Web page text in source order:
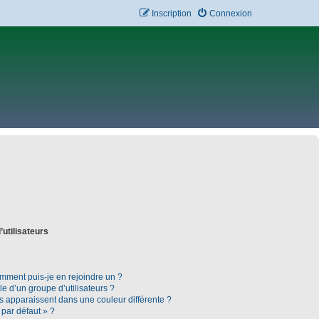
Connexion
Inscription
puis-je en rejoindre un ?
d’un groupe d’utilisateurs ?
apparaissent dans une couleur différente ?
par défaut » ?